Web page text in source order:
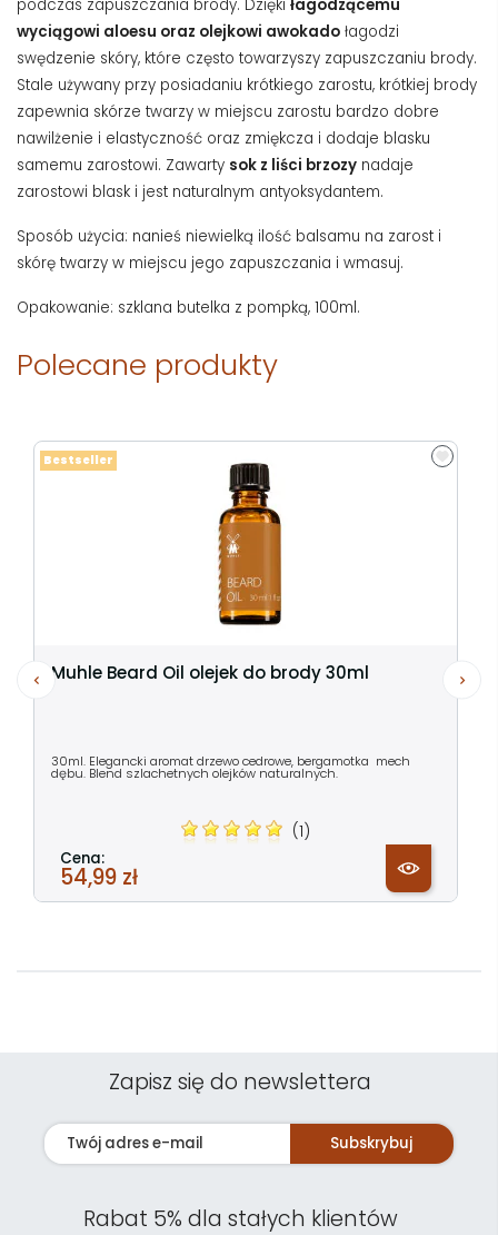
podczas zapuszczania brody. Dzięki łagodzącemu
wyciągowi aloesu oraz olejkowi awokado łagodzi
swędzenie skóry, które często towarzyszy zapuszczaniu brody.
Stale używany przy posiadaniu krótkiego zarostu, krótkiej brody
zapewnia skórze twarzy w miejscu zarostu bardzo dobre
nawilżenie i elastyczność oraz zmiękcza i dodaje blasku
samemu zarostowi. Zawarty sok z liści brzozy nadaje
zarostowi blask i jest naturalnym antyoksydantem.
Sposób użycia: nanieś niewielką ilość balsamu na zarost i
skórę twarzy w miejscu jego zapuszczania i wmasuj.
Opakowanie: szklana butelka z pompką, 100ml.
Polecane produkty
Muhle Beard Oil olejek do brody 30ml
30ml. Elegancki aromat drzewo cedrowe, bergamotka mech
dębu. Blend szlachetnych olejków naturalnych.
(1)
Cena:
54,99 zł
Bestseller
Zapisz się do newslettera
Subskrybuj
Rabat 5% dla stałych klientów